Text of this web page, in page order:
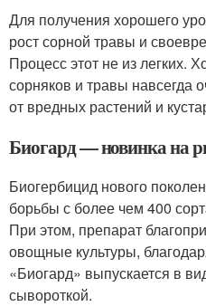
Для получения хорошего
рост сорной травы и
Процесс этот не из легких.
сорняков и травы навсегда
от вредных растений и
Биогард — новинка на
Биогербицид нового
борьбы с более чем 400
При этом, препарат
овощные культуры,
«Биогард» выпускается в
сывороткой.